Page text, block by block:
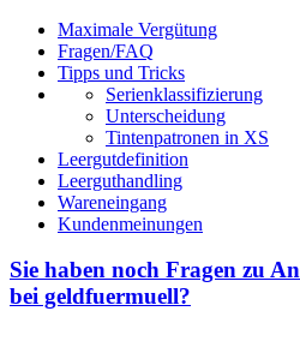
Maximale Vergütung
Fragen/FAQ
Tipps und Tricks
Serienklassifizierung
Unterscheidung
Tintenpatronen in XS
Leergutdefinition
Leerguthandling
Wareneingang
Kundenmeinungen
Sie haben noch Fragen zu
bei geldfuermuell?